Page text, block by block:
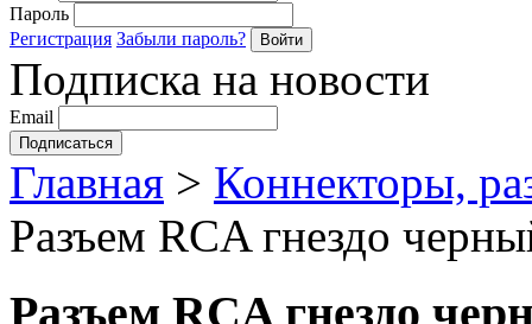
Пароль
Регистрация Забыли пароль?
Подписка на новости
Email
Главная > Коннекторы,
Разъем RCA гнездо
Разъем RCA гнездо